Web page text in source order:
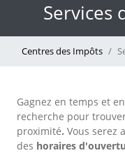
Services
Centres des Impôts
Gagnez en temps et
recherche pour
proximité. Vous serez
des horaires